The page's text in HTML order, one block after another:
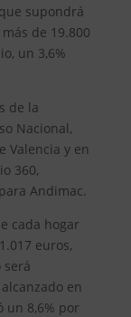
supondrá
de 19.800
un 3,6%
de la
Nacional,
Valencia y en
360,
Andimac.
cada hogar
euros,
en
un 8,6% por